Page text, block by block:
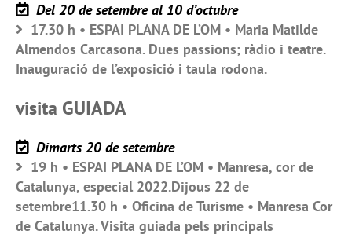
Del 20 de setembre al 10 d’octubre
17.30 h • ESPAI PLANA DE L’OM • Maria Matilde
Almendos Carcasona. Dues passions; ràdio i teatre.
Inauguració de l’exposició i taula rodona.
visita GUIADA
Dimarts 20 de setembre
19 h • ESPAI PLANA DE L’OM • Manresa, cor de
Catalunya, especial 2022.Dijous 22 de
setembre11.30 h • Oficina de Turisme • Manresa Cor
de Catalunya. Visita guiada pels principals